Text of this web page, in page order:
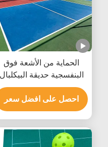
الحماية من الأشعة فوق
البنفسجية حديقة البيكلبال
البلاستيكية الملصقة
بالأكريليك نمط الرمل
احصل على افضل سعر